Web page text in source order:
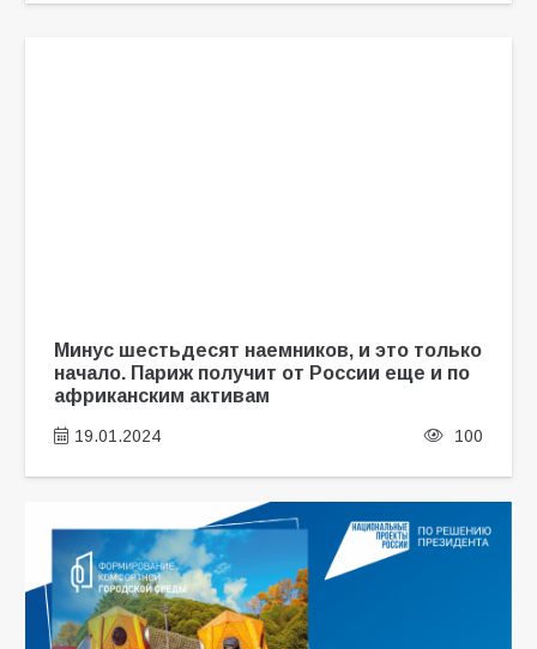
Минус шестьдесят наемников, и это только
начало. Париж получит от России еще и по
африканским активам
19.01.2024 100